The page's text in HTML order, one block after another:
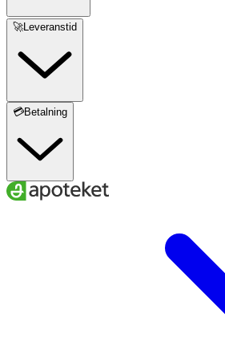
🚀Leveranstid
💳Betalning